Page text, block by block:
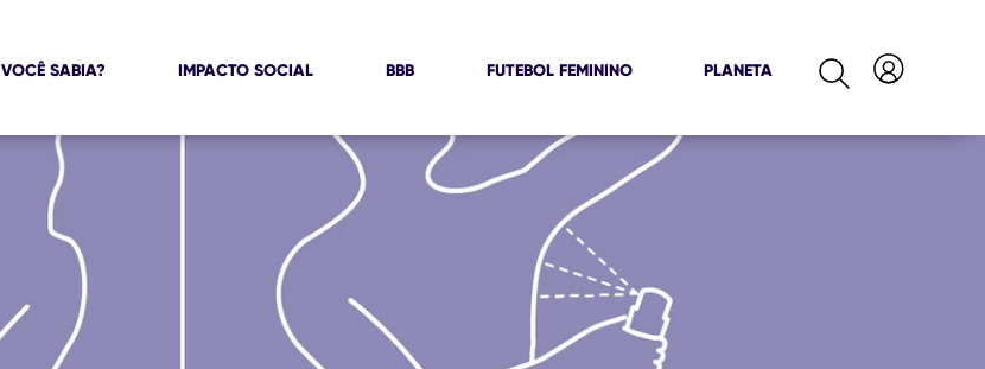
VOCÊ SABIA? IMPACTO SOCIAL BBB FUTEBOL FEMININO PLANETA